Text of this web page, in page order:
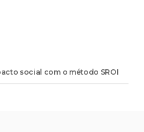
social com o método SROI